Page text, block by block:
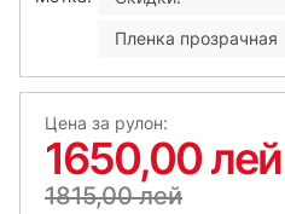
Пленка прозрачная
Цена за рулон:
1650,00 лей
1815,00 лей